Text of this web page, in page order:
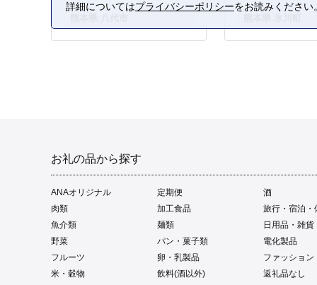
お礼の品から探す
ANAオリジナル 定期便
酒
肉類
加工食品
旅行・宿泊・
魚介類
麺類
日用品・雑貨
野菜
パン・菓子類
電化製品
フルーツ
卵・乳製品
ファッション
米・穀物
飲料(酒以外) 返礼品なし
詳細についてはプライバシーポリシーをお読みください。